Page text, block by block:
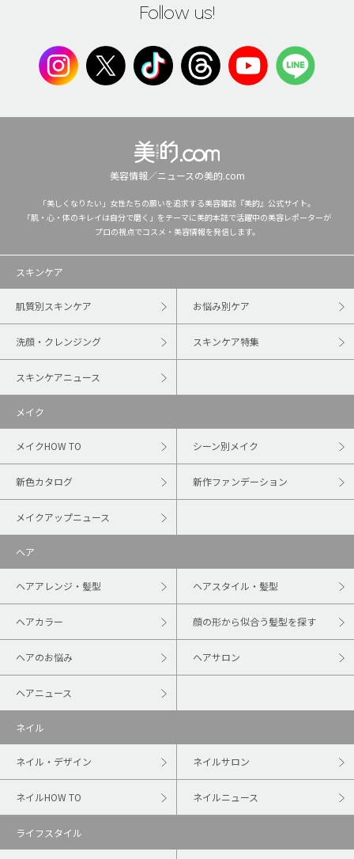
Follow us!
美容情報／ニュースの美的.com
「美しくなりたい」女性たちの願いを追求する美容雑誌『美的』公式サイト。
「肌・心・体のキレイは自分で磨く」をテーマに美的本誌で活躍中の美容レポーターが
プロの視点でコスメ・美容情報を発信します。
スキンケア
肌質別スキンケア お悩み別ケア
洗顔・クレンジング スキンケア特集
スキンケアニュース
メイク
メイクHOW TO シーン別メイク
新色カタログ 新作ファンデーション
メイクアップニュース
ヘア
ヘアアレンジ・髪型 ヘアスタイル・髪型
ヘアカラー 顔の形から似合う髪型を探す
ヘアのお悩み ヘアサロン
ヘアニュース
ネイル
ネイル・デザイン ネイルサロン
ネイルHOW TO ネイルニュース
ライフスタイル